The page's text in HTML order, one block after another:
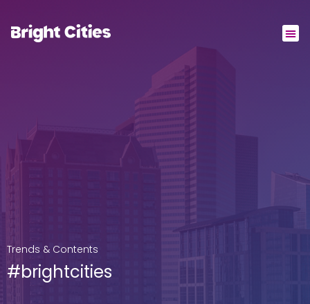
Trends & Contents
#brightcities